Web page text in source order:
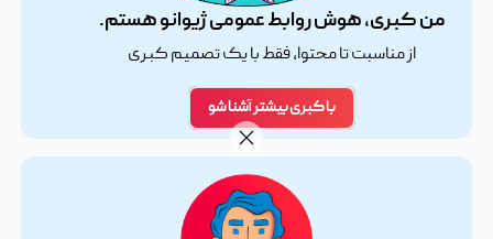
من کبری، هوش روابط عمومی ژیوانو هستم.
از مناسبت تا محتوا، فقط با یک تصمیم کبری
با کبری بیشتر آشنا شو